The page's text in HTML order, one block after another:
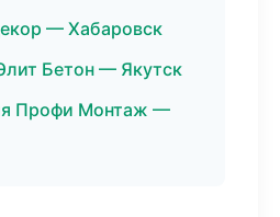
— Хабаровск
Бетон — Якутск
Профи Монтаж —